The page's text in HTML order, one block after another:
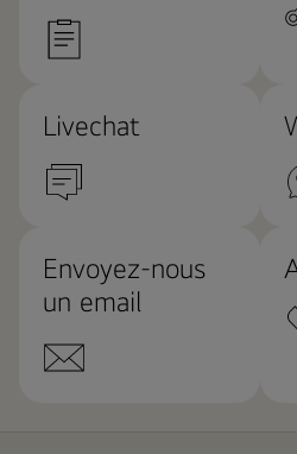
Livechat
Envoyez-nous
un email